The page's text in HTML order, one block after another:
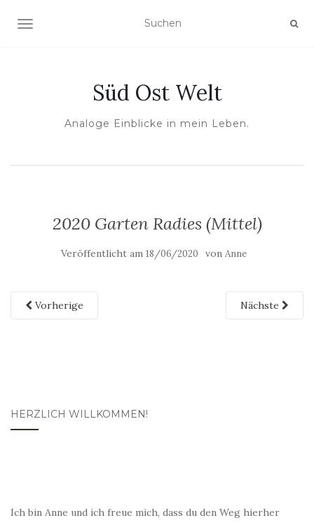
NAVIGATION UMSCHALTEN
Süd Ost Welt
Analoge Einblicke in mein Leben.
2020 Garten Radies (Mittel)
Veröffentlicht am 18/06/2020 von Anne
Vorherige Nächste
HERZLICH WILLKOMMEN!
Ich bin Anne und ich freue mich, dass du den Weg hierher